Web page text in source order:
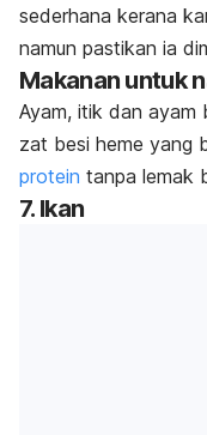
sederhana kerana
namun pastikan ia
Makanan untuk
Ayam, itik dan ayam
zat besi heme yang
protein tanpa lemak
7. Ikan